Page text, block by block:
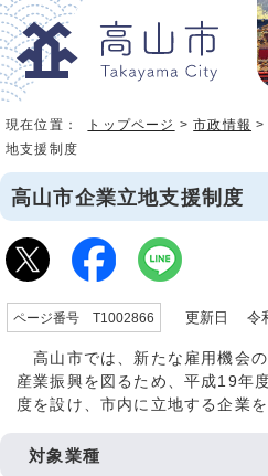
現在位置： トップページ >市政情報 >
地支援制度
高山市企業立地支援制度
ページ番号 T1002866 更新日 令和
高山市では、新たな雇用機会
産業振興を図るため、平成19年
度を設け、市内に立地する企業
対象業種